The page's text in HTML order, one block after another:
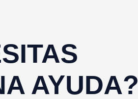
AYUDA?